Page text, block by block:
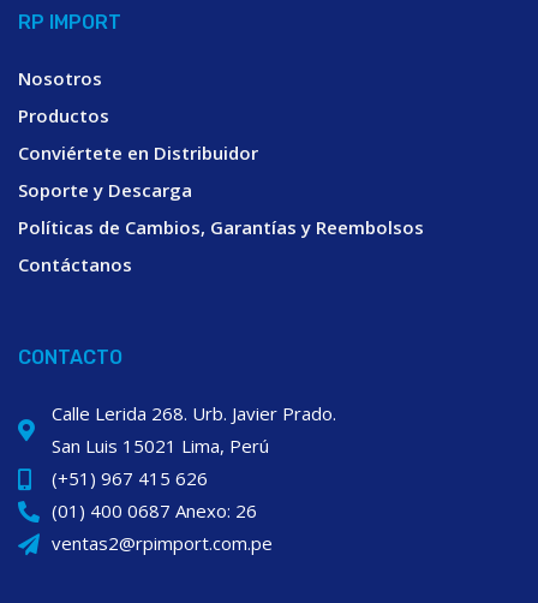
RP IMPORT
Nosotros
Productos
Conviértete en Distribuidor
Soporte y Descarga
Políticas de Cambios, Garantías y Reembolsos
Contáctanos
CONTACTO
Calle Lerida 268. Urb. Javier Prado.
San Luis 15021 Lima, Perú
(+51) 967 415 626
(01) 400 0687 Anexo: 26
ventas2@rpimport.com.pe